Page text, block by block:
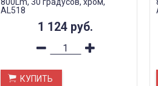
AL518
1 124 руб.
КУПИТЬ